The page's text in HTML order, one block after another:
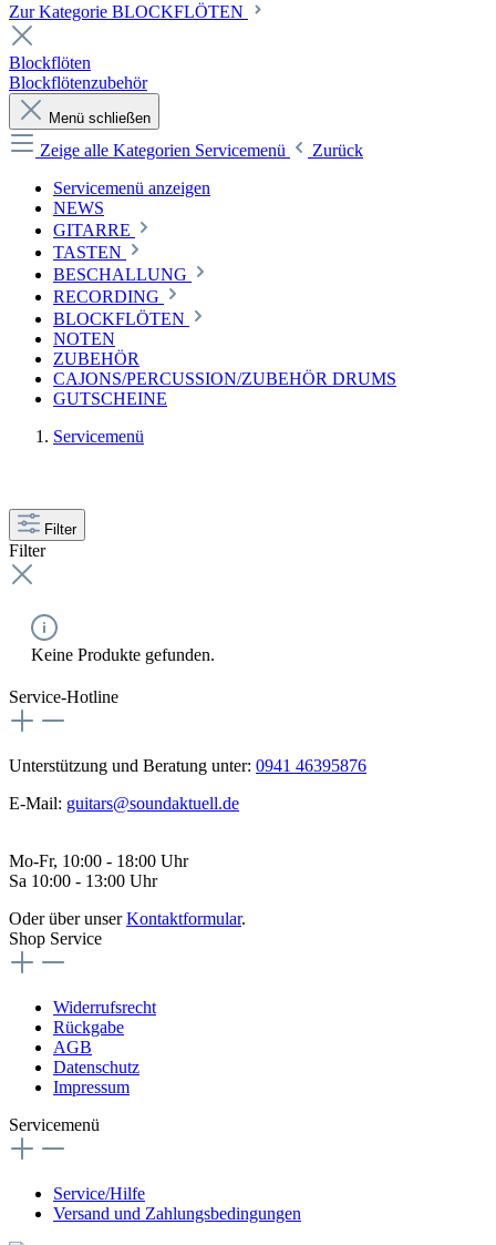
Zur Kategorie BLOCKFLÖTEN
Blockflöten
Blockflötenzubehör
Menü schließen
Zeige alle Kategorien Servicemenü
Zurück
Servicemenü anzeigen
NEWS
GITARRE
TASTEN
BESCHALLUNG
RECORDING
BLOCKFLÖTEN
NOTEN
ZUBEHÖR
CAJONS/PERCUSSION/ZUBEHÖR DRUMS
GUTSCHEINE
Servicemenü
Filter
Filter
Keine Produkte gefunden.
Service-Hotline
Unterstützung und Beratung unter: 0941 46395876
E-Mail: guitars@soundaktuell.de
Mo-Fr, 10:00 - 18:00 Uhr
Sa 10:00 - 13:00 Uhr
Oder über unserKontaktformular.
Shop Service
Widerrufsrecht
Rückgabe
AGB
Datenschutz
Impressum
Servicemenü
Service/Hilfe
Versand und Zahlungsbedingungen